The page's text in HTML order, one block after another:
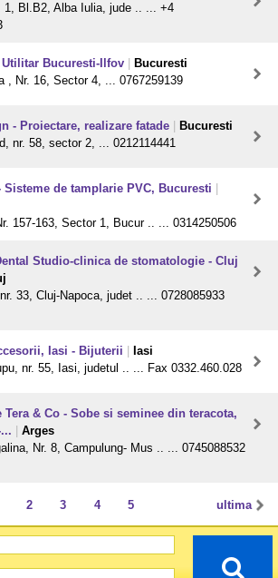
1, Bl.B2, Alba Iulia, jude .. ... +4
Bucuresti-Ilfov
Bucuresti
, Nr. 16, Sector 4, ... 0767259139
- Proiectare, realizare fatade
Bucuresti
nr. 58, sector 2, ... 0212114441
Sisteme de tamplarie PVC, Bucuresti
157-163, Sector 1, Bucur .. ... 0314250506
Studio-clinica de stomatologie - Cluj
33, Cluj-Napoca, judet .. ... 0728085933
Iasi - Bijuterii
Iasi
nr. 55, Iasi, judetul .. ... Fax 0332.460.028
Tera & Co - Sobe si seminee din teracota,
Arges
Nr. 8, Campulung- Mus .. ... 0745088532
ultima
2 3 4 5